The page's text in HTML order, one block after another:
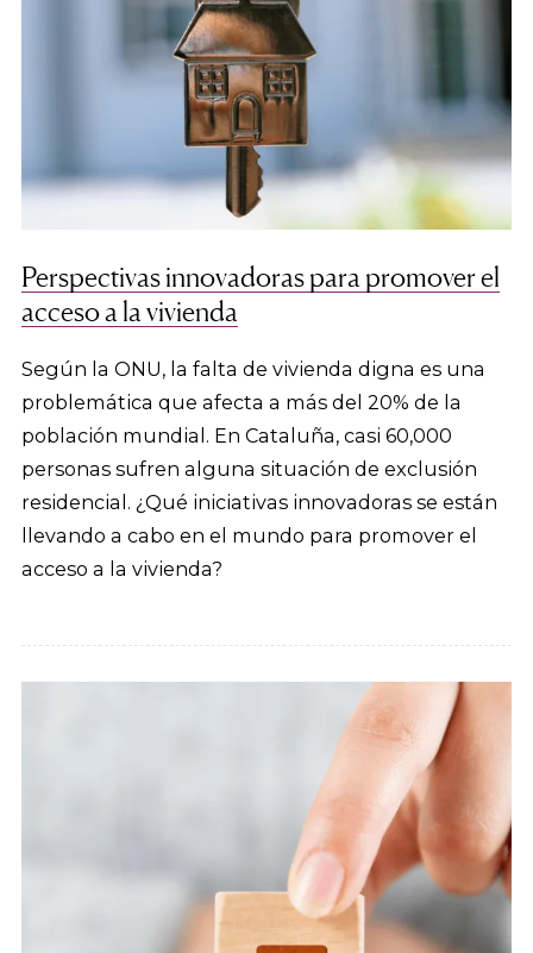
Perspectivas innovadoras para promover el
acceso a la vivienda
Según la ONU, la falta de vivienda digna es una
problemática que afecta a más del 20% de la
población mundial. En Cataluña, casi 60,000
personas sufren alguna situación de exclusión
residencial. ¿Qué iniciativas innovadoras se están
llevando a cabo en el mundo para promover el
acceso a la vivienda?